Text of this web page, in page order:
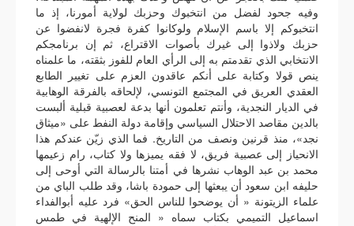
وفيه جحود لفضل من انتخبوك وحزبك لولاية أمورنا، إذ ما
انتخبوكم إلا باسم الإسلام ولوكانوا كفرة فجرة لانفضوا عن
حزبك ولاذوا إلى غيرك بأصوات الاقتراع، ثم إن برنامجكم
الانتخابي الذي تقدمتم به إلى الرأي العام للفوز بثقته، ما علمناه
ينص قولا وكتابة على أنكم عاقدون العزم على تغيير الطابع
العقدي العريق في المجتمع التونسي، لإلحاقه بالفرقة الوهابية
في الديار النجدية، وأنتم تعلمون أنها بدعة لعصبية قبلية ألبست
بالدين مقاصد الاحتلال السياسي وإقامة دولة النفط على «ميثاق
نجد»، منذ قرنين ونصف من التاريخ. فما الذي زيّن عندكم هذا
الانحياز إلى عصبية فريق، لا فقه يميزها ولا كتاب، رام زعيمها
محمد بن عبد الوهاب نشرها في أمتنا بالرسالة التي أوحى إلى
حليفه ابن سعود أن يبعثها إلى حمودة باشا، وقد طلب الباي من
علماء الزيتونة « أن يوضحوا للناس الحق» فرد عليه أبوالفداء
اسماعيل التميمي بكتاب سماه « المنح الإلهية في طمس